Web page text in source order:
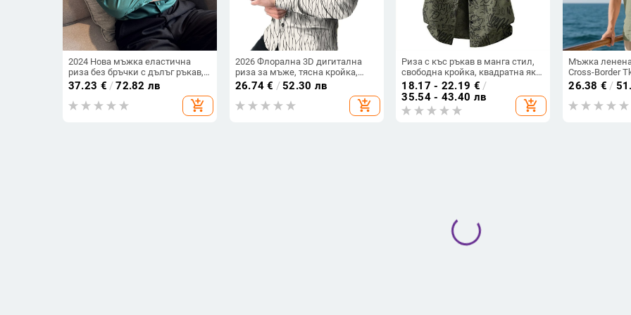
2024 Нова мъжка еластична
риза без бръчки с дълъг ръкав,
бизнес ежедневна риза против
бръчки с остра яка, едноцветна
униформа
37.23 € /72.82 лв
add_shopping_cart
2026 Флорална 3D дигитална
риза за мъже, тясна кройка,
дълъг ръкав, копчета, полиестер
26.74 € /52.30 лв
add_shopping_cart
Риза с къс ръкав в манга стил,
свободна кройка, квадратна яка,
принт
18.17 - 22.19 € /
35.54 - 43.40 лв
add_shopping_cart
Мъжка
Cross-Border
дишаща риза
ваканционна
джобове
26.38 € /